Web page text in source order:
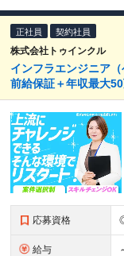
正社員 契約社員
株式会社トゥインクル
インフラエンジニア
前給保証＋年収最大
応募資格
給与